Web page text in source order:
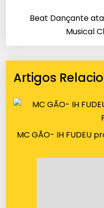
Beat Dançante
Musical
Artigos
MC GÃO- IH FUDEU